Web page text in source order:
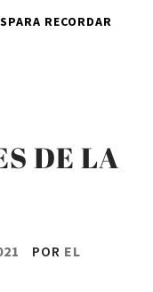
PARA RECORDAR
DE LA
POR EL